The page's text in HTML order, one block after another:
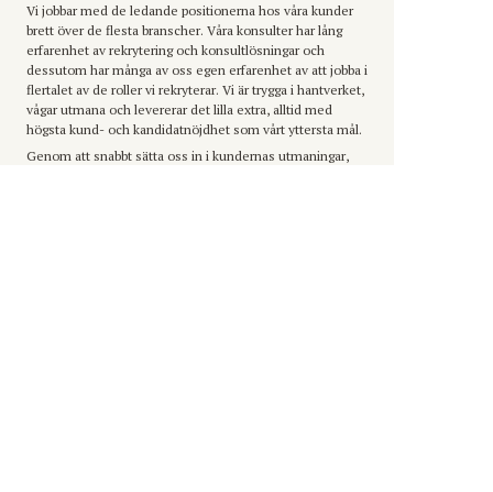
Vi jobbar med de ledande positionerna hos våra kunder
brett över de flesta branscher. Våra konsulter har lång
erfarenhet av rekrytering och konsultlösningar och
dessutom har många av oss egen erfarenhet av att jobba i
flertalet av de roller vi rekryterar. Vi är trygga i hantverket,
vågar utmana och levererar det lilla extra, alltid med
högsta kund- och kandidatnöjdhet som vårt yttersta mål.
Genom att snabbt sätta oss in i kundernas utmaningar,